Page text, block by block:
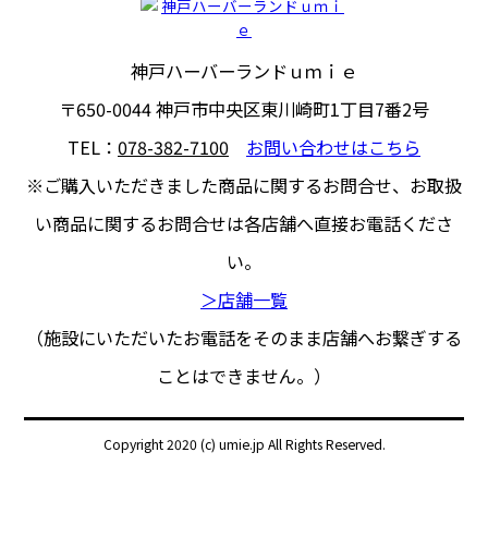
神戸ハーバーランドｕｍｉｅ
〒650-0044神戸市中央区東川崎町1丁目7番2号
TEL： 078-382-7100
お問い合わせはこちら
※ご購入いただきました商品に関するお問合せ、 お取扱
い商品に関するお問合せは各店舗へ直接お電話くださ
い。
＞店舗一覧
（施設にいただいたお電話をそのまま店舗へお繋ぎする
ことはできません。）
Copyright 2020 (c) umie.jp All Rights Reserved.